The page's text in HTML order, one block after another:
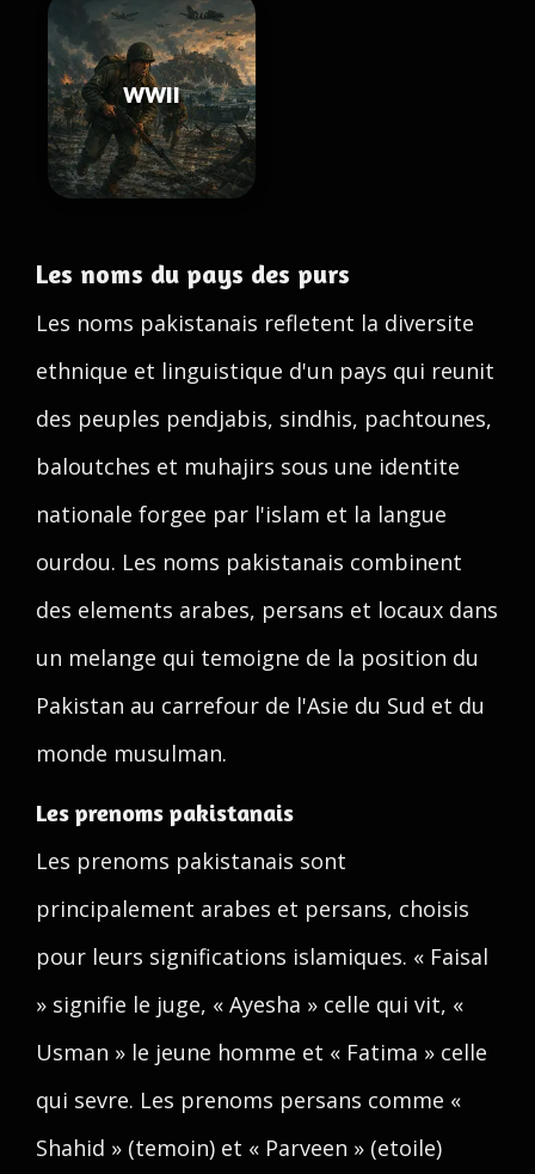
WWII
Les noms du pays des purs
Les noms pakistanais refletent la diversite
ethnique et linguistique d'un pays qui reunit
des peuples pendjabis, sindhis, pachtounes,
baloutches et muhajirs sous une identite
nationale forgee par l'islam et la langue
ourdou. Les noms pakistanais combinent
des elements arabes, persans et locaux dans
un melange qui temoigne de la position du
Pakistan au carrefour de l'Asie du Sud et du
monde musulman.
Les prenoms pakistanais
Les prenoms pakistanais sont
principalement arabes et persans, choisis
pour leurs significations islamiques. « Faisal
» signifie le juge, « Ayesha » celle qui vit, «
Usman » le jeune homme et « Fatima » celle
qui sevre. Les prenoms persans comme «
Shahid » (temoin) et « Parveen » (etoile)